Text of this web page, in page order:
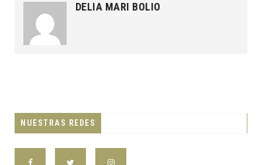
DELIA MARI BOLIO
NUESTRAS REDES